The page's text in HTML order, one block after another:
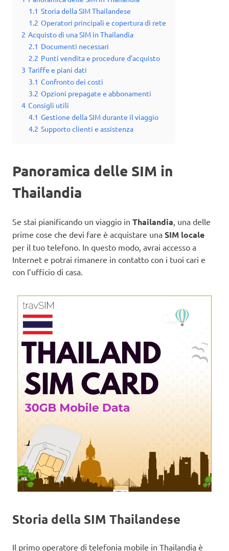
1.1 Storia della SIM Thailandese
1.2 Operatori principali e copertura di rete
2 Acquisto di una SIM in Thailandia
2.1 Documenti necessari
2.2 Punti vendita e procedure d’acquisto
3 Tariffe e piani dati
3.1 Confronto dei costi
3.2 Opzioni prepagate e abbonamenti
4 Consigli utili
4.1 Gestione della SIM durante il viaggio
4.2 Supporto clienti e assistenza
Panoramica delle SIM in
Thailandia
Se stai pianificando un viaggio in Thailandia, una delle
prime cose che devi fare è acquistare una SIM locale
per il tuo telefono. In questo modo, avrai accesso a
Internet e potrai rimanere in contatto con i tuoi cari e
con l’ufficio di casa.
Storia della SIM Thailandese
Il primo operatore di telefonia mobile in Thailandia è